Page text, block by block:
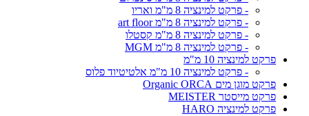
- פרקט למינציה 8 מ"מ ואריו
- פרקט למינציה 8 מ"מ art floor
- פרקט למינציה 8 מ"מ קסטלו
- פרקט למינציה 8 מ"מ MGM
פרקט למינציה 10 מ"מ
- פרקט למינציה 10 מ"מ אלטיטיוד פלוס
פרקט מוגן מים Organic ORCA
פרקט מייסטר MEISTER
פרקט למינציה HARO